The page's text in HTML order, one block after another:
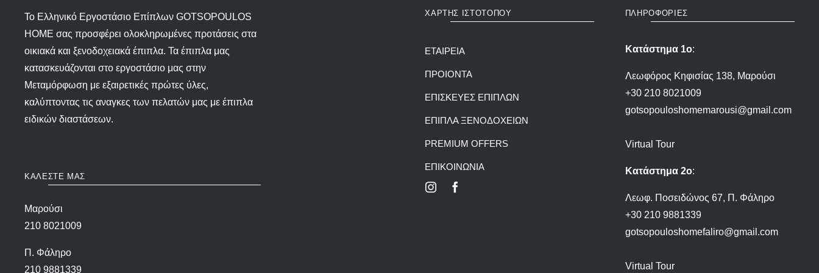
To Ελληνικό Εργοστάσιο Επίπλων GOTSOPOULOS
HOME σας προσφέρει ολοκληρωμένες προτάσεις στα
οικιακά και ξενοδοχειακά έπιπλα. Τα έπιπλα μας
κατασκευάζονται στο εργοστάσιο μας στην
Μεταμόρφωση με εξαιρετικές πρώτες ύλες,
καλύπτοντας τις αναγκες των πελατών μας με έπιπλα
ειδικών διαστάσεων.
ΚΑΛΕΣΤΕ ΜΑΣ
Μαρούσι
210 8021009
Π. Φάληρο
210 9881339
ΧΑΡΤΗΣ ΙΣΤΟΤΟΠΟΥ
ΕΤΑΙΡΕΙΑ
ΠΡΟΙΟΝΤΑ
ΕΠΙΣΚΕΥΕΣ ΕΠΙΠΛΩΝ
ΕΠΙΠΛΑ ΞΕΝΟΔΟΧΕΙΩΝ
PREMIUM OFFERS
ΕΠΙΚΟΙΝΩΝΙΑ
ΠΛΗΡΟΦΟΡΙΕΣ
Κατάστημα 1ο:
Λεωφόρος Κηφισίας 138, Μαρούσι
+30 210 8021009
gotsopouloshomemarousi@gmail.com
Virtual Tour
Κατάστημα 2ο:
Λεωφ. Ποσειδώνος 67, Π. Φάληρο
+30 210 9881339
gotsopouloshomefaliro@gmail.com
Virtual Tour